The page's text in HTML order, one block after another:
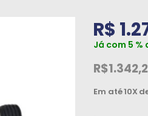
R$
Já com 5
Em até10X